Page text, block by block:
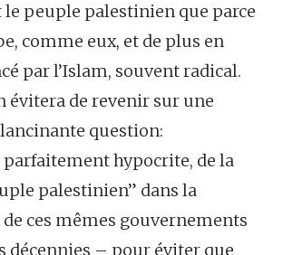
peuple palestinien que parce
comme eux, et de plus en
par l’Islam, souvent radical.
évitera de revenir sur une
question:
hypocrite, de la
palestinien” dans la
ces mêmes gouvernements
décennies – pour éviter que